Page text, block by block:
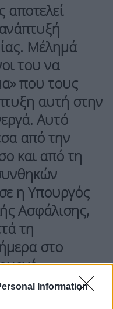
Information
αποτελεί
Μέλημά
του να
που τους
αυτή στην
Αυτό
από την
και από τη
η Υπουργός
Ασφάλισης,
τη
στο